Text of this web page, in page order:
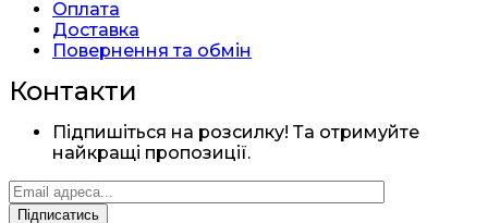
Оплата
Доставка
Повернення та обмін
Контакти
Підпишіться на розсилку! Та отримуйте
найкращі пропозиції.